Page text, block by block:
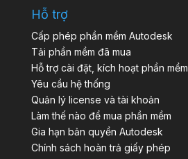
Hỗ trợ
Cấp phép phần mềm Autodesk
Tải phần mềm đã mua
Hỗ trợ cài đặt, kích hoạt phần mềm
Yêu cầu hệ thống
Quản lý license và tài khoản
Làm thế nào để mua phần mềm
Gia hạn bản quyền Autodesk
Chính sách hoàn trả giấy phép